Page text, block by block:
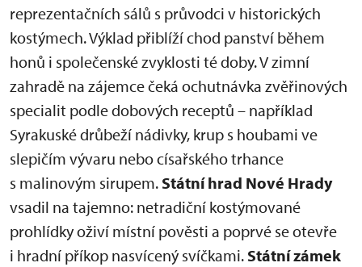
reprezentačních sálů s průvodci v historických
kostýmech. Výklad přiblíží chod panství během
honů i společenské zvyklosti té doby. V zimní
zahradě na zájemce čeká ochutnávka zvěřinových
specialit podle dobových receptů – například
Syrakuské drůbeží nádivky, krup s houbami ve
slepičím vývaru nebo císařského trhance
s malinovým sirupem. Státní hrad Nové Hrady
vsadil na tajemno: netradiční kostýmované
prohlídky oživí místní pověsti a poprvé se otevře
i hradní příkop nasvícený svíčkami. Státní zámek